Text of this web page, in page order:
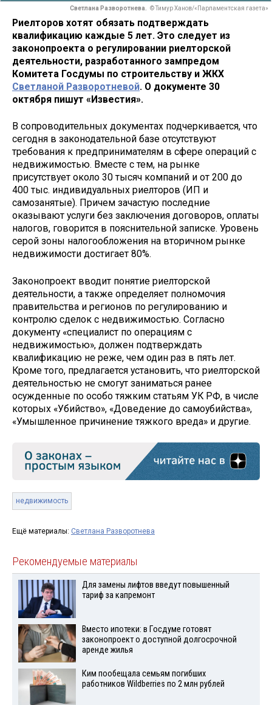
Светлана Разворотнева. © Тимур Ханов/«Парламентская газета»
Риелторов хотят обязать подтверждать
квалификацию каждые 5 лет. Это следует из
законопроекта о регулировании риелторской
деятельности, разработанного зампредом
Комитета Госдумы по строительству и ЖКХ
Светланой Разворотневой. О документе 30
октября пишут «Известия».
В сопроводительных документах подчеркивается, что
сегодня в законодательной базе отсутствуют
требования к предпринимателям в сфере операций с
недвижимостью. Вместе с тем, на рынке
присутствует около 30 тысяч компаний и от 200 до
400 тыс. индивидуальных риелторов (ИП и
самозанятые). Причем зачастую последние
оказывают услуги без заключения договоров, оплаты
налогов, говорится в пояснительной записке. Уровень
серой зоны налогообложения на вторичном рынке
недвижимости достигает 80%.
Законопроект вводит понятие риелторской
деятельности, а также определяет полномочия
правительства и регионов по регулированию и
контролю сделок с недвижимостью. Согласно
документу «специалист по операциям с
недвижимостью», должен подтверждать
квалификацию не реже, чем один раз в пять лет.
Кроме того, предлагается установить, что риелторской
деятельностью не смогут заниматься ранее
осужденные по особо тяжким статьям УК РФ, в числе
которых «Убийство», «Доведение до самоубийства»,
«Умышленное причинение тяжкого вреда» и другие.
недвижимость
Ещё материалы: Светлана Разворотнева
Рекомендуемые материалы
Для замены лифтов введут повышенный
тариф за капремонт
Вместо ипотеки: в Госдуме готовят
законопроект о доступной долгосрочной
аренде жилья
Ким пообещала семьям погибших
работников Wildberries по 2 млн рублей